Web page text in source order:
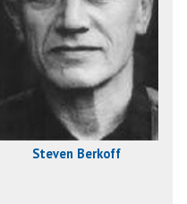
Steven Berkoff